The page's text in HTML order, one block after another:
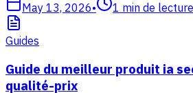
May 13, 2026• 1 min de lecture
Guides
Guide du meilleur produit ia
qualité-prix